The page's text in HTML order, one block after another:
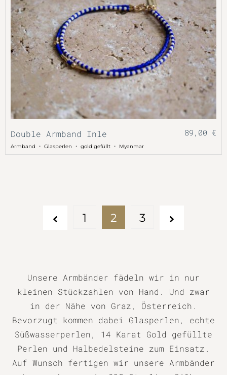
Double Armband Inle 89,00 €
Armband ・ Glasperlen ・ gold gefüllt ・ Myanmar
1 2 3
Unsere Armbänder fädeln wir in nur
kleinen Stückzahlen von Hand. Und zwar
in der Nähe von Graz, Österreich.
Bevorzugt kommen dabei Glasperlen, echte
Süßwasserperlen, 14 Karat Gold gefüllte
Perlen und Halbedelsteine zum Einsatz.
Auf Wunsch fertigen wir unsere Armbänder